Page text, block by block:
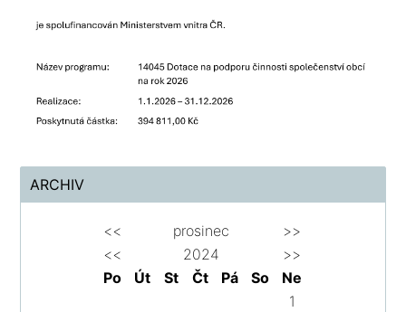
ARCHIV
<< prosinec
>>
<<
2024
>>
Po
Út St Čt Pá So
Ne
1